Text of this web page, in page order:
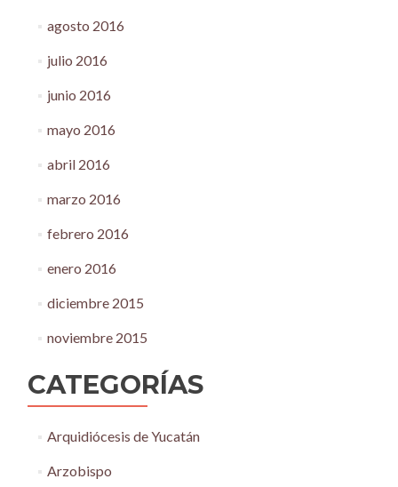
agosto 2016
julio 2016
junio 2016
mayo 2016
abril 2016
marzo 2016
febrero 2016
enero 2016
diciembre 2015
noviembre 2015
CATEGORÍAS
Arquidiócesis de Yucatán
Arzobispo